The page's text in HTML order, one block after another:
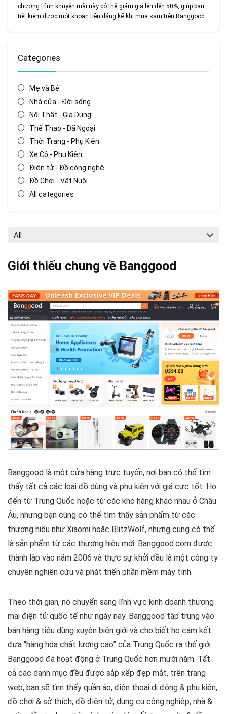
chương trình khuyến mãi này có thể giảm giá lên đến 50%, giúp bạn
tiết kiệm được một khoản tiền đáng kể khi mua sắm trên Banggood.
Categories
Mẹ và Bé
Nhà cửa - Đời sống
Nội Thất - Gia Dụng
Thể Thao - Dã Ngoại
Thời Trang - Phụ Kiện
Xe Cộ - Phụ Kiện
Điện tử - Đồ công nghệ
Đồ Chơi - Vật Nuôi
All categories
All
Giới thiếu chung về Banggood
Banggood là một cửa hàng trực tuyến, nơi bạn có thể tìm
thấy tất cả các loại đồ dùng và phụ kiện với giá cực tốt. Họ
đến từ Trung Quốc hoặc từ các kho hàng khác nhau ở Châu
Âu, nhưng bạn cũng có thể tìm thấy sản phẩm từ các
thương hiệu như Xiaomi hoặc BlitzWolf, nhưng cũng có thể
là sản phẩm từ các thương hiệu mới. Banggood.com được
thành lập vào năm 2006 và thực sự khởi đầu là một công ty
chuyên nghiên cứu và phát triển phần mềm máy tính.
Theo thời gian, nó chuyển sang lĩnh vực kinh doanh thương
mại điện tử quốc tế như ngày nay. Banggood tập trung vào
bán hàng tiêu dùng xuyên biên giới và cho biết họ cam kết
đưa “hàng hóa chất lượng cao” của Trung Quốc ra thế giới.
Banggood đã hoạt động ở Trung Quốc hơn mười năm. Tất
cả các danh mục đều được sắp xếp đẹp mắt, trên trang
web, bạn sẽ tìm thấy quần áo, điện thoại di động & phụ kiện,
đồ chơi & sở thích, đồ điện tử, dụng cụ công nghiệp, nhà &